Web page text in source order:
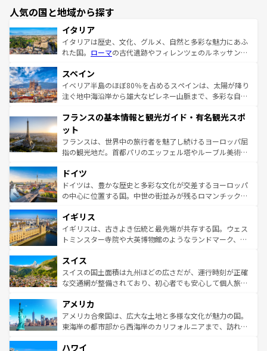
人気の国と地域から探す
イタリア
イタリアは歴史、文化、グルメ、自然と多彩な魅力にあふ
れた国。 ローマの古代遺跡やフィレンツェのルネッサンス
ろん、トスカーナの美しい田園風景やアマルフィ海岸の絶
景など、自然景観も見逃せない。観光の合間には、本場の
ピザやパスタなど、絶品のイタリア料理を堪能することも
ませてくれるイタリアで、忘れられない旅をしてみよう！
なお、新着のイタリア情報は
しい。
スペイン
イベリア半島のほぼ80％を占めるスペインは、太陽が降り
注ぐ地中海沿岸から雄大なピレネー山脈まで、多彩な自然
文化が根付くこの国では、情熱的なフラメンコ、熱気あふ
れる闘牛、そして美味しいタパスが生活の一部となってい
る。首都マドリードの洗練された雰囲気や、バルセロナの
アートに溢れた街角から、地方では古代ローマ遺跡や中世
せる。地方によって風土や気候が異なるスペインはその個
性で訪れる人を魅了する。 なお、新着のスペイン情報は コ
ンテンツ一覧を参照してほしい。
フランスの基本情報と観光ガイド・有名観光スポ
ット
フランスは、世界中の旅行者を魅了し続けるヨーロッパ屈
指の観光地だ。首都パリのエッフェル塔やルーブル美術館
で、幅広い魅力が詰まっている。華麗な宮殿、歴史的な大
聖堂、美しいビーチ、そして豊かな自然が、訪れる者を心
から魅了する。また、フランスは美食の国としても知ら
いる。シャンパンの発祥地であるランス、プロヴァンスの
香り高いラベンダー畑など、多彩な楽しみ方が可能だ。さ
らに、パリ以外の地域にも魅力が溢れており、どの街角に
れる地方に足を運ぶとそれぞれで全く異なる文化を体験で
きるだろう。 なお、新着のフランス情報はコンテンツ一覧
を参照してほしい。
ドイツ
ドイツは、豊かな歴史と多彩な文化が交差するヨーロッパ
の中心に位置する国。中世の街並みが残るロマンチック街
顔を持つこの国は、どこを歩いても飽きることがない。ベ
ルリンの文化的活気、バイエルン州のアルプスの絶景、そ
してライン川沿いのワイン畑といった風景は必見。ビール
は、お酒好きな人にはぜひ体験してほしい。 なお、新着の
ドイツ情報はコンテンツ一覧を参照してほしい。
イギリス
イギリスは、古きよき伝統と最先端が共存する国。ウェス
トミンスター寺院や大英博物館のようなランドマーク、歴
リアごとに異なる魅力がある。また、優雅なアフタヌーン
ティー、ビール好きにはたまらない英国パブ、サッカー観
戦など、本場だからこそできる体験も豊富。イギリスを旅
ンツ一覧を参照してほしい。
スイス
スイスの国土面積は九州ほどの広さだが、運行時刻が正確
な交通網が整備されており、初心者でも安心して個人旅行
の建物がそのまま残る町や、スイスならではのユニークな
博物館もあり、アルプス観光だけでなく町歩きも満喫する
ことができる。国民の所得が高いため物価も高いが、旅行
ば市内交通費無料で観光を楽しむこともできる。 なお、新
アメリカ
アメリカ合衆国は、広大な土地と多様な文化が魅力の国。
東海岸の都市部から西海岸のカリフォルニアまで、訪れる
のような巨大都市は、観光、ショッピング、エンターテイ
ハワイ